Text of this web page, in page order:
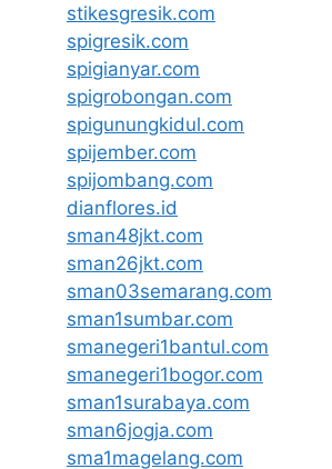
stikesgresik.com
spigresik.com
spigianyar.com
spigrobongan.com
spigunungkidul.com
spijember.com
spijombang.com
dianflores.id
sman48jkt.com
sman26jkt.com
sman03semarang.com
sman1sumbar.com
smanegeri1bantul.com
smanegeri1bogor.com
sman1surabaya.com
sman6jogja.com
sma1magelang.com